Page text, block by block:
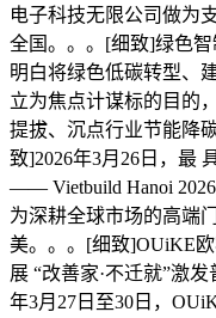
电子科技无限公司做为
全国。。。[细致]绿色智
明白将绿色低碳转型、
立为焦点计谋标的目的
提拔、沉点行业节能降
致]2026年3月26日，最
—— Vietbuild Hanoi
为深耕全球市场的高端
美。。。[细致]OUiKE
展 “改善家·不迁就”激发
年3月27日至30日，